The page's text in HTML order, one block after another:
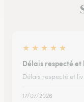
★ ★ ★ ★ ★
Délais respecté
Délais respecté et
17/07/2026